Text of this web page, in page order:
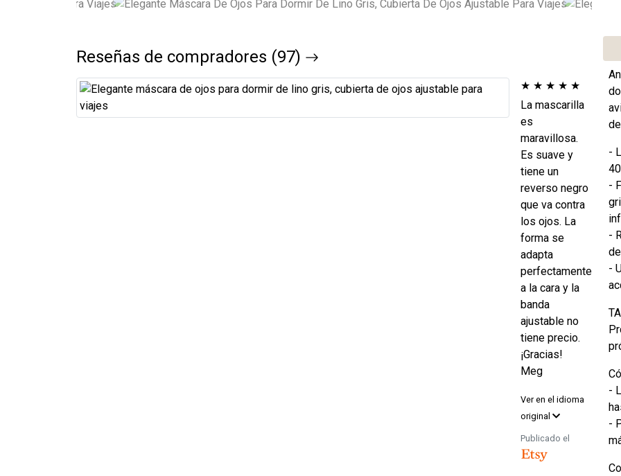
-
-
-
-
-
-
Reseñas de compradores (97)
★ ★ ★ ★ ★
La mascarilla
es
maravillosa.
Es suave y
tiene un
reverso negro
que va contra
los ojos. La
forma se
adapta
perfectamente
a la cara y la
banda
ajustable no
tiene precio.
¡Gracias!
Meg
Ver en el idioma
original
Publicado el